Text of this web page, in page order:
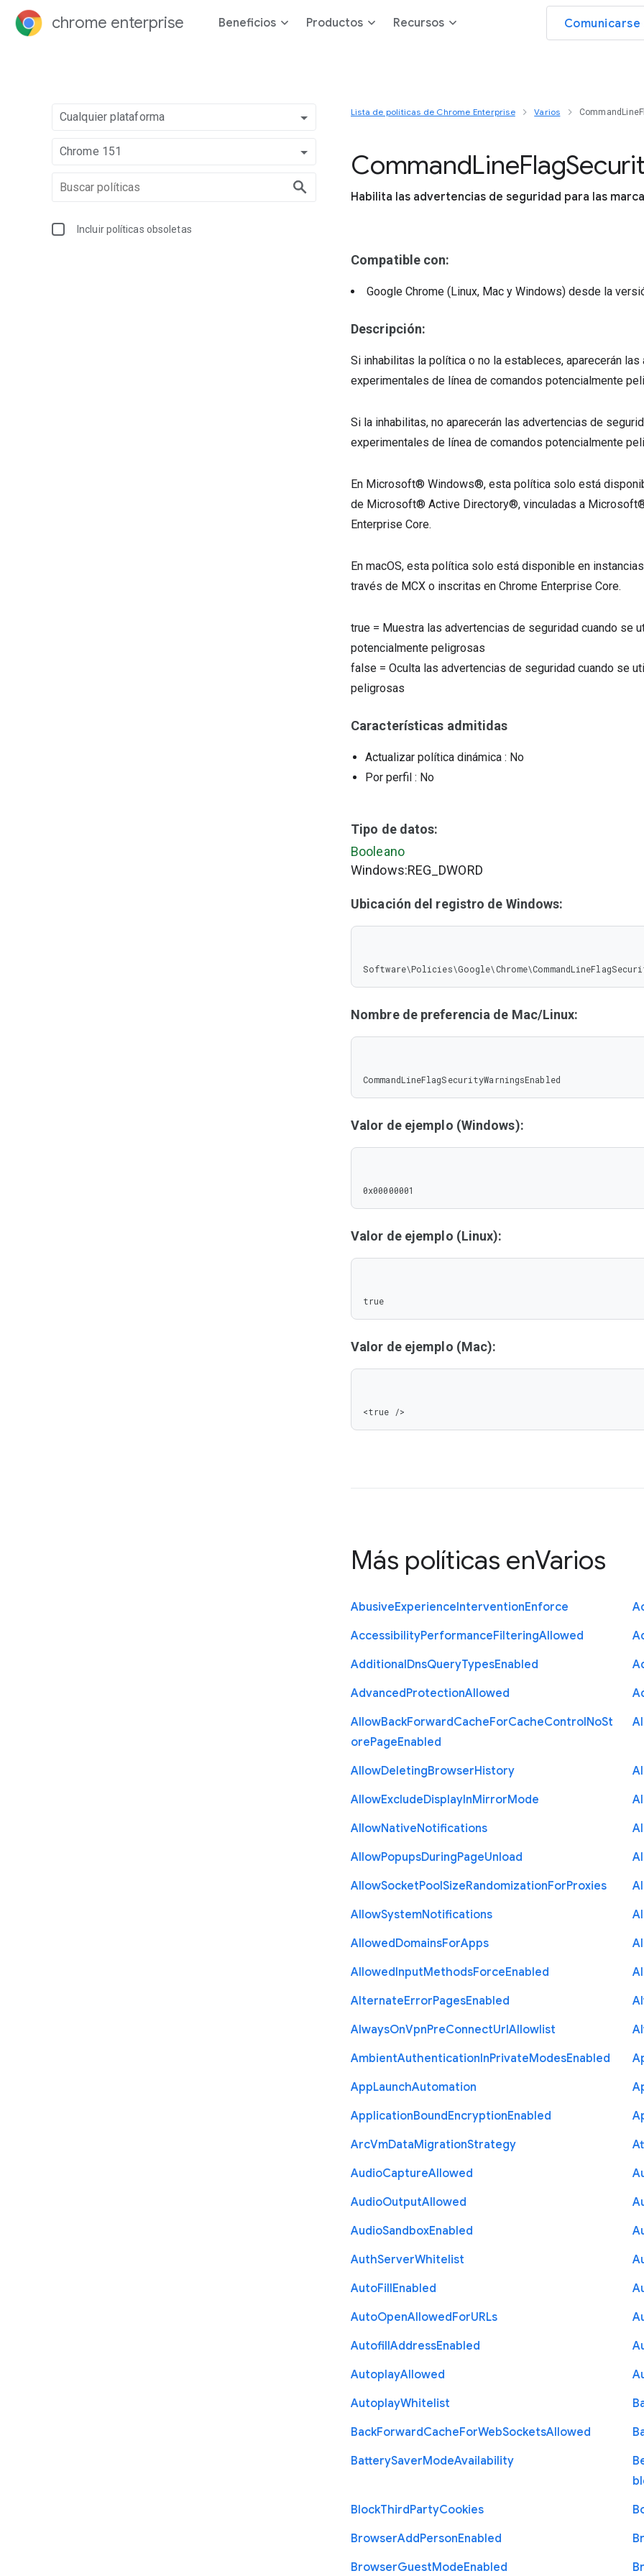
chrome enterprise Beneficios Productos Recursos
Cualquier plataforma
Chrome 151
Incluir políticas obsoletas
Lista de políticas de Chrome Enterprise Varios
CommandLineFlag
Habilita las advertencias de seguridad para las
Compatible con:
Google Chrome (Linux, Mac y Windows) desde la
Descripción:
Si inhabilitas la política o no la estableces, aparecerán
experimentales de línea de comandos potencialmente
Si la inhabilitas, no aparecerán las advertencias de
experimentales de línea de comandos potencialmente
En Microsoft® Windows®, esta política solo está
de Microsoft® Active Directory®, vinculadas a
Enterprise Core.
En macOS, esta política solo está disponible en
través de MCX o inscritas en Chrome Enterprise Core.
true = Muestra las advertencias de seguridad cuando se
potencialmente peligrosas
false = Oculta las advertencias de seguridad cuando se
peligrosas
Características admitidas
Actualizar política dinámica : No
Por perfil : No
Tipo de datos:
Booleano
Windows:REG_DWORD
Ubicación del registro de Windows:
Nombre de preferencia de Mac/Linux:
CommandLineFlagSecurityWarningsEnabled
Valor de ejemplo (Windows):
0x00000001
Valor de ejemplo (Linux):
true
Valor de ejemplo (Mac):
<true />
Más políticas enVarios
AbusiveExperienceInterventionEnforce
AccessibilityPerformanceFilteringAllowed
AdditionalDnsQueryTypesEnabled
AdvancedProtectionAllowed
AllowBackForwardCacheForCacheControlNoSt
orePageEnabled
AllowDeletingBrowserHistory
AllowExcludeDisplayInMirrorMode
AllowNativeNotifications
AllowPopupsDuringPageUnload
AllowSocketPoolSizeRandomizationForProxies
AllowSystemNotifications
AllowedDomainsForApps
AllowedInputMethodsForceEnabled
AlternateErrorPagesEnabled
AlwaysOnVpnPreConnectUrlAllowlist
AmbientAuthenticationInPrivateModesEnabled
AppLaunchAutomation
ApplicationBoundEncryptionEnabled
ArcVmDataMigrationStrategy
AudioCaptureAllowed
AudioOutputAllowed
AudioSandboxEnabled
AuthServerWhitelist
AutoFillEnabled
AutoOpenAllowedForURLs
AutofillAddressEnabled
AutoplayAllowed
AutoplayWhitelist
BackForwardCacheForWebSocketsAllowed
BatterySaverModeAvailability
BlockThirdPartyCookies
BrowserAddPersonEnabled
BrowserGuestModeEnabled